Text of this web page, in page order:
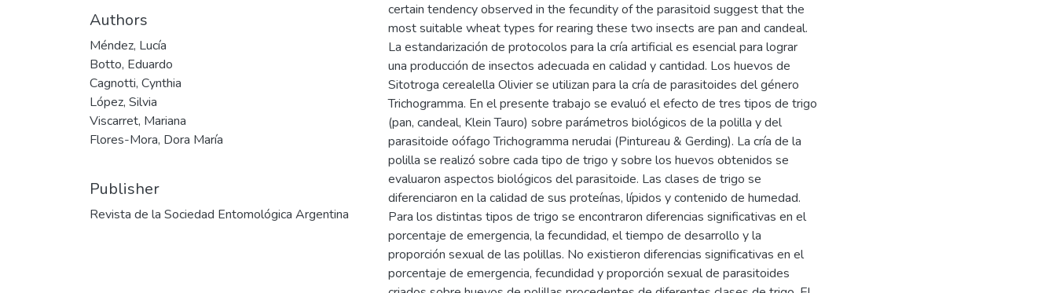
Authors
Méndez, Lucía
Botto, Eduardo
Cagnotti, Cynthia
López, Silvia
Viscarret, Mariana
Flores-Mora, Dora María
Publisher
Revista de la Sociedad Entomológica Argentina
certain tendency observed in the fecundity of the parasitoid suggest that the
most suitable wheat types for rearing these two insects are pan and candeal.
La estandarización de protocolos para la cría artificial es esencial para lograr
una producción de insectos adecuada en calidad y cantidad. Los huevos de
Sitotroga cerealella Olivier se utilizan para la cría de parasitoides del género
Trichogramma. En el presente trabajo se evaluó el efecto de tres tipos de trigo
(pan, candeal, Klein Tauro) sobre parámetros biológicos de la polilla y del
parasitoide oófago Trichogramma nerudai (Pintureau & Gerding). La cría de la
polilla se realizó sobre cada tipo de trigo y sobre los huevos obtenidos se
evaluaron aspectos biológicos del parasitoide. Las clases de trigo se
diferenciaron en la calidad de sus proteínas, lípidos y contenido de humedad.
Para los distintas tipos de trigo se encontraron diferencias significativas en el
porcentaje de emergencia, la fecundidad, el tiempo de desarrollo y la
proporción sexual de las polillas. No existieron diferencias significativas en el
porcentaje de emergencia, fecundidad y proporción sexual de parasitoides